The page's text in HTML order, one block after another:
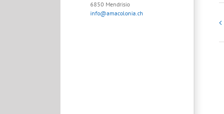
6850 Mendrisio
info@amacolonia.ch